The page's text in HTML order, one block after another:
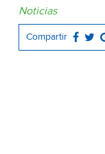
Noticias
Compartir